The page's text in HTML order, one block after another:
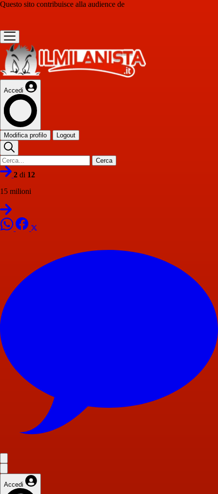
Questo sito contribuisce alla audience de
Accedi
Modifica profilo Logout
Cerca
2 di 12
15 milioni
Accedi